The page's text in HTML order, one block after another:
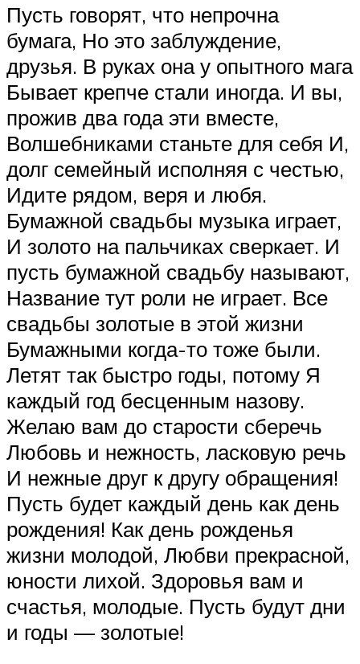
Пусть говорят, что непрочна
бумага, Но это заблуждение,
друзья. В руках она у опытного мага
Бывает крепче стали иногда. И вы,
прожив два года эти вместе,
Волшебниками станьте для себя И,
долг семейный исполняя с честью,
Идите рядом, веря и любя.
Бумажной свадьбы музыка играет,
И золото на пальчиках сверкает. И
пусть бумажной свадьбу называют,
Название тут роли не играет. Все
свадьбы золотые в этой жизни
Бумажными когда-то тоже были.
Летят так быстро годы, потому Я
каждый год бесценным назову.
Желаю вам до старости сберечь
Любовь и нежность, ласковую речь
И нежные друг к другу обращения!
Пусть будет каждый день как день
рождения! Как день рожденья
жизни молодой, Любви прекрасной,
юности лихой. Здоровья вам и
счастья, молодые. Пусть будут дни
и годы — золотые!